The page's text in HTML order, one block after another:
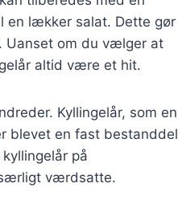
en lækker salat. Dette gør
Uanset om du vælger at
altid være et hit.
Kyllingelår, som en
blevet en fast bestanddel
på
værdsatte.